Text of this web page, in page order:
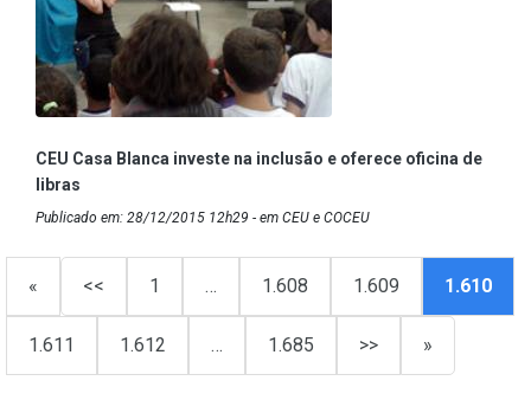
CEU Casa Blanca investe na inclusão e oferece oficina de
libras
Publicado em: 28/12/2015 12h29 - em CEU e COCEU
« << 1 … 1.608 1.609 1.610
1.611 1.612 … 1.685 >> »